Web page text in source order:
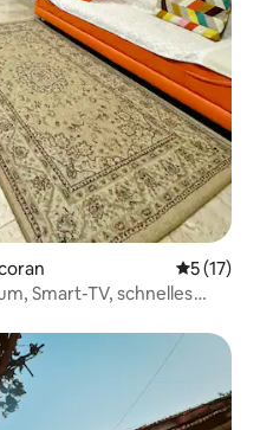
5 (17)
Smart-TV, schnelles